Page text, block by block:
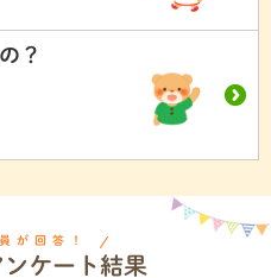
？
が回答！
ケート結果